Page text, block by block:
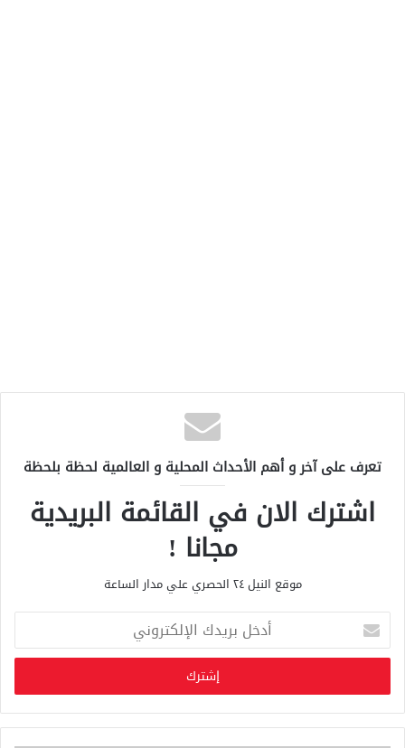
تعرف على آخر و أهم الأحداث المحلية و العالمية لحظة بلحظة
اشترك الان في القائمة البريدية
مجانا !
موقع النيل ٢٤ الحصري علي مدار الساعة
خ
ب
ر
ي